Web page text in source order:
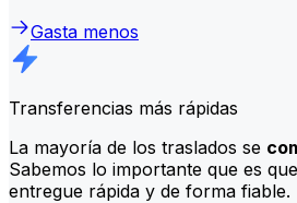
Gasta menos
Transferencias más rápidas
La mayoría de los traslados se
Sabemos lo importante que es
entregue rápida y de forma fiable.